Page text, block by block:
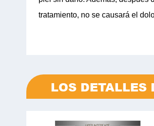
tratamiento, no se causará el
LOS DETALLES